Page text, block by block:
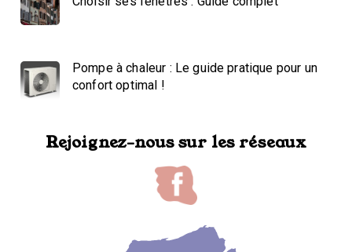
Pompe à chaleur : Le guide pratique pour un
confort optimal !
Rejoignez-nous sur les réseaux